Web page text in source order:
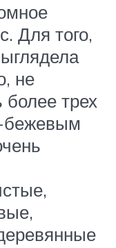
Для того,
не
трех
бежевым